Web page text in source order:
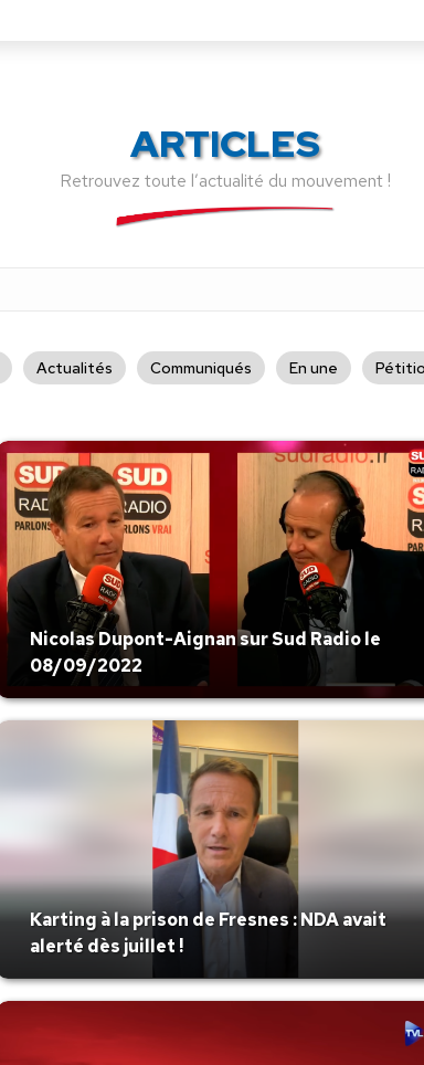
ARTICLES
Retrouvez toute l’actualité du mouvement !
Actualités Communiqués En une
Nicolas Dupont-Aignan sur Sud Radio le
08/09/2022
Karting à la prison de Fresnes : NDA avait
alerté dès juillet !